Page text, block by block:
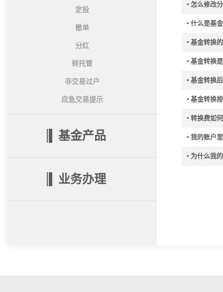
定投
撤单
分红
转托管
非交易过户
应急交易提示
基金产品
业务办理
▪ 怎么修改
▪ 什么是基
▪ 基金转换
▪ 基金转换
▪ 基金转换
▪ 基金转换
▪ 转换费如
▪ 我的账户
▪ 为什么我